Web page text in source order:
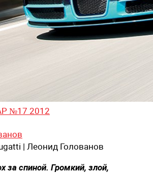
№17 2012
| Леонид Голованов
за спиной. Громкий, злой,